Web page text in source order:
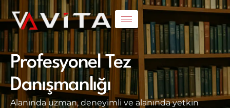
Profesyonel Tez
Danışmanlığı
Alanında uzman, deneyimli ve alanında yetkin